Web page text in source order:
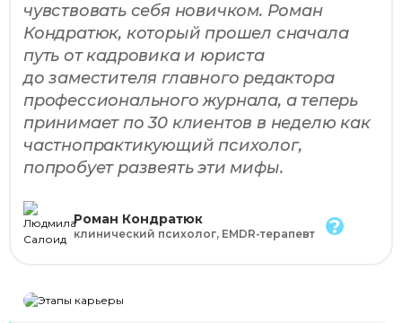
чувствовать себя новичком. Роман
Кондратюк, который прошел сначала
путь от кадровика и юриста
до заместителя главного редактора
профессионального журнала, а теперь
принимает по 30 клиентов в неделю как
частнопрактикующий психолог,
попробует развеять эти мифы.
Роман Кондратюк
клинический психолог, EMDR-терапевт ?